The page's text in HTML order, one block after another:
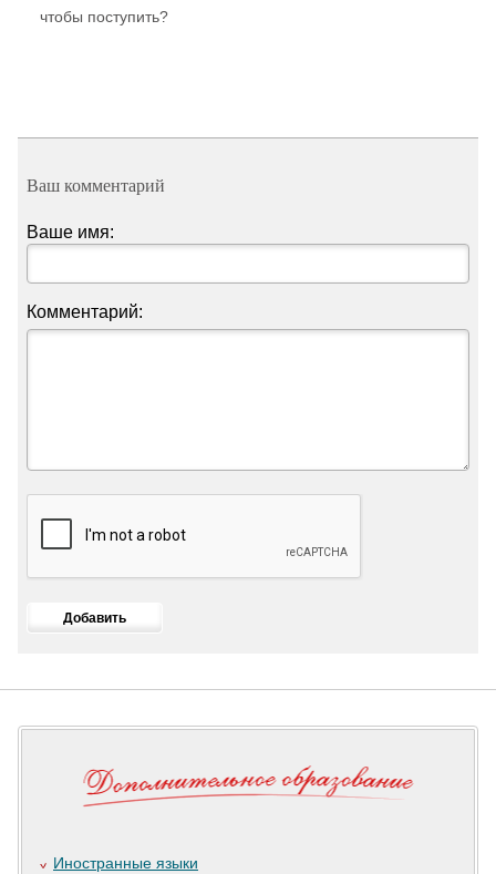
чтобы поступить?
Ваш комментарий
Ваше имя:
Комментарий:
Иностранные языки